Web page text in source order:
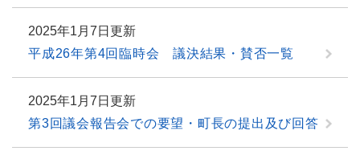
2025年1月7日更新
平成26年第4回臨時会 議決結果・賛否一覧
2025年1月7日更新
第3回議会報告会での要望・町長の提出及び回答